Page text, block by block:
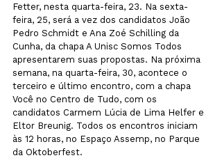
Fetter, nesta quarta-feira, 23. Na sexta-
feira, 25, será a vez dos candidatos João
Pedro Schmidt e Ana Zoé Schilling da
Cunha, da chapa A Unisc Somos Todos
apresentarem suas propostas. Na próxima
semana, na quarta-feira, 30, acontece o
terceiro e último encontro, com a chapa
Você no Centro de Tudo, com os
candidatos Carmem Lúcia de Lima Helfer e
Eltor Breunig. Todos os encontros iniciam
às 12 horas, no Espaço Assemp, no Parque
da Oktoberfest.